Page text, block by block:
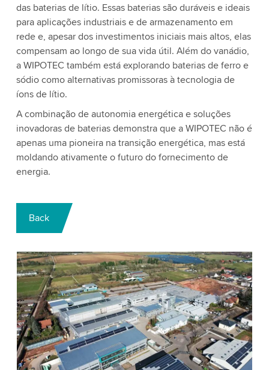
das baterias de lítio. Essas baterias são duráveis e ideais
para aplicações industriais e de armazenamento em
rede e, apesar dos investimentos iniciais mais altos, elas
compensam ao longo de sua vida útil. Além do vanádio,
a WIPOTEC também está explorando baterias de ferro e
sódio como alternativas promissoras à tecnologia de
íons de lítio.
A combinação de autonomia energética e soluções
inovadoras de baterias demonstra que a WIPOTEC não é
apenas uma pioneira na transição energética, mas está
moldando ativamente o futuro do fornecimento de
energia.
Back